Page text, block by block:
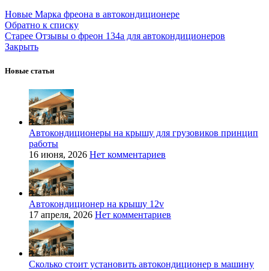
Новые Марка фреона в автокондиционере
Обратно к списку
Старее Отзывы о фреон 134а для автокондиционеров
Закрыть
Новые статьи
Автокондиционеры на крышу для грузовиков принцип
работы
16 июня, 2026 Нет комментариев
Автокондиционер на крышу 12v
17 апреля, 2026 Нет комментариев
Сколько стоит установить автокондиционер в машину